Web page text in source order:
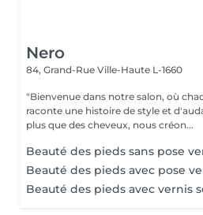
Nero
84, Grand-Rue Ville-Haute L-1660
"Bienvenue dans notre salon, où
raconte une histoire de style et
plus que des cheveux, nous créon...
Beauté des pieds sans pose
Beauté des pieds avec pose
Beauté des pieds avec vernis